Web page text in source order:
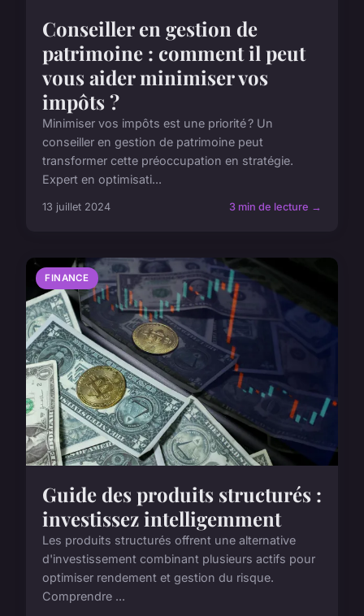
Conseiller en gestion de
patrimoine : comment il peut
vous aider minimiser vos
impôts ?
Minimiser vos impôts est une priorité ? Un
conseiller en gestion de patrimoine peut
transformer cette préoccupation en stratégie.
Expert en optimisati...
13 juillet 2024 3 min de lecture →
FINANCE
Guide des produits structurés :
investissez intelligemment
Les produits structurés offrent une alternative
d'investissement combinant plusieurs actifs pour
optimiser rendement et gestion du risque.
Comprendre ...